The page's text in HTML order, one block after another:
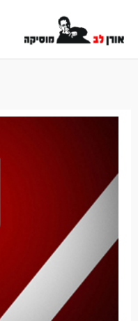
לתוכן
ילדים
של
פלייבק
קריוקי